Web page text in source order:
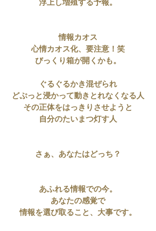
浮上し増殖する予報。
情報カオス
心情カオス化、要注意！笑
びっくり箱が開くかも。
ぐるぐるかき混ぜられ
どぷっと浸かって動きとれなくなる人
その正体をはっきりさせようと
自分のたいまつ灯す人
さぁ、あなたはどっち？
あふれる情報での今。
あなたの感覚で
情報を選び取ること、大事です。